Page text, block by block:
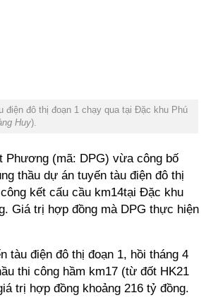
điện đô thị đoạn 1 chạy qua tại Đặc khu Phú
Huy).
Phương (mã: DPG) vừa công bố
thầu dự án tuyến tàu điện đô thị
kết cấu cầu km14tại Đặc khu
Giá trị hợp đồng mà DPG thực hiện
tàu điện đô thị đoạn 1, hồi tháng 4
thi công hầm km17 (từ đốt HK21
trị hợp đồng khoảng 216 tỷ đồng.